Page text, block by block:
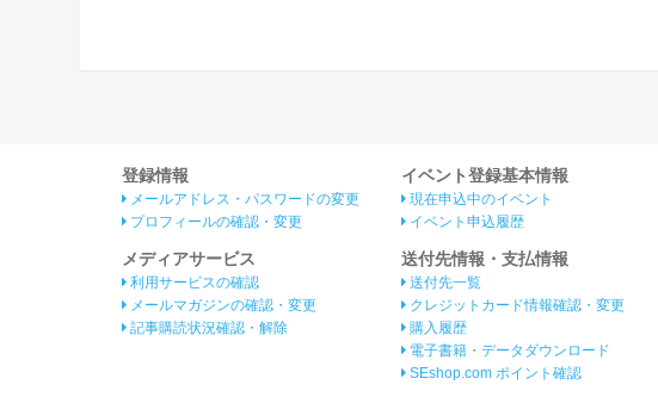
登録情報
メールアドレス・パスワードの変更
プロフィールの確認・変更
メディアサービス
利用サービスの確認
メールマガジンの確認・変更
記事購読状況確認・解除
イベント登録基本情報
現在申込中のイベント
イベント申込履歴
送付先情報・支払情報
送付先一覧
クレジットカード情報確認・変更
購入履歴
電子書籍・データダウンロード
SEshop.com ポイント確認